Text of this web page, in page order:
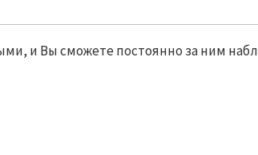
и Вы сможете постоянно за ним